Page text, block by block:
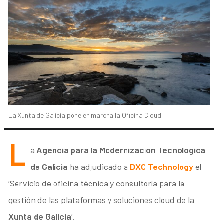
La Xunta de Galicia pone en marcha la Oficina Cloud
L a Agencia para la Modernización Tecnológica
de Galicia ha adjudicado a DXC Technologyel
‘Servicio de oficina técnica y consultoría para la
gestión de las plataformas y soluciones cloud de la
Xunta de Galicia‘.